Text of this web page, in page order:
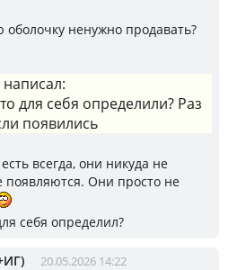
ненужно продавать?
написал:
для себя определили? Раз
появились
всегда, они никуда не
появляются. Они просто не
себя определил?
20.05.2026 14:22